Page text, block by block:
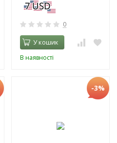
0
У кошик
В наявності
-3%